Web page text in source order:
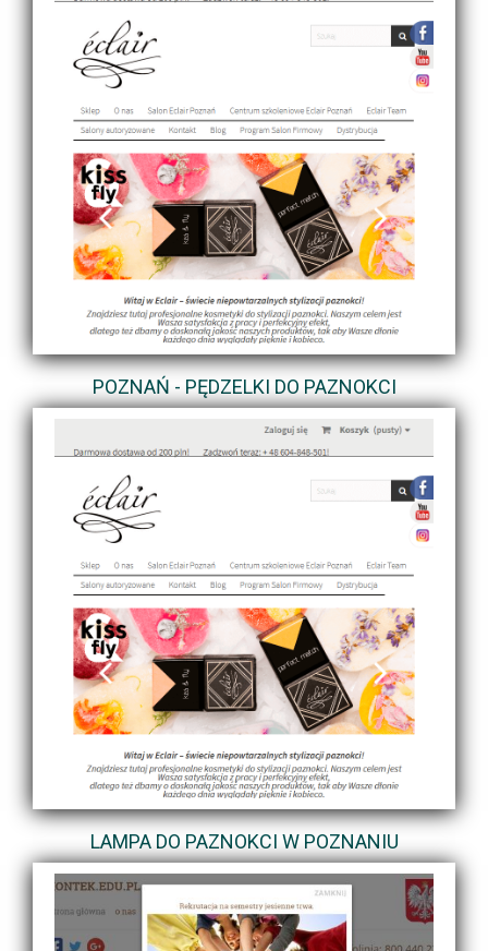
POZNAŃ - PĘDZELKI DO PAZNOKCI
LAMPA DO PAZNOKCI W POZNANIU